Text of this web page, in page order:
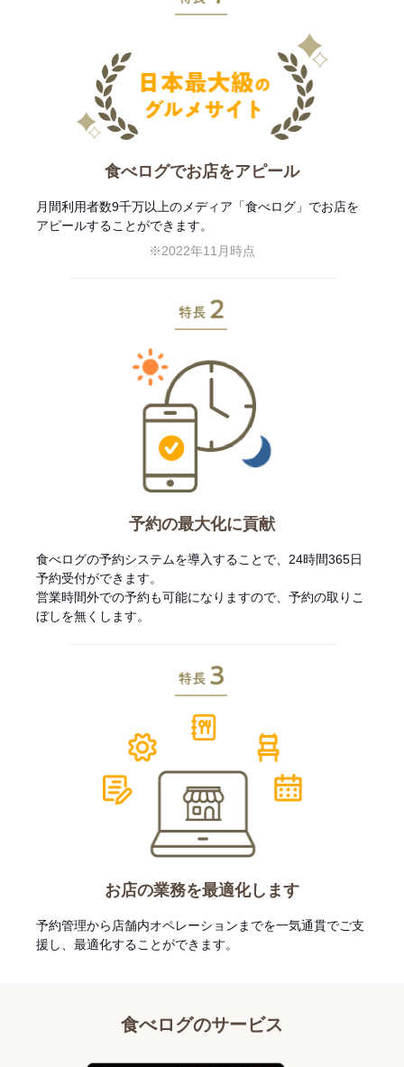
食べログでお店をアピール
月間利用者数9千万以上のメディア「食べログ」でお店を
アピールすることができます。
※2022年11月時点
予約の最大化に貢献
食べログの予約システムを導入することで、24時間365日
予約受付ができます。
営業時間外での予約も可能になりますので、予約の取りこ
ぼしを無くします。
お店の業務を最適化します
予約管理から店舗内オペレーションまでを一気通貫でご支
援し、最適化することができます。
食べログのサービス